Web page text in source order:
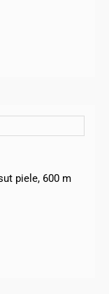
piele, 600 m